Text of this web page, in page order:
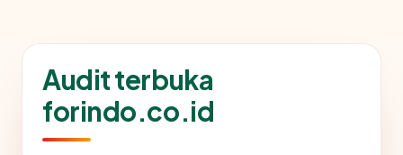
Audit terbuka
forindo.co.id